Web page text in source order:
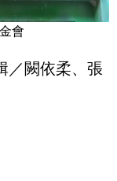
會
闕依柔、張